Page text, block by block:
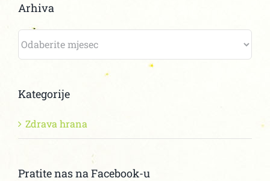
Arhiva
Kategorije
Zdrava hrana
Pratite nas na Facebook-u